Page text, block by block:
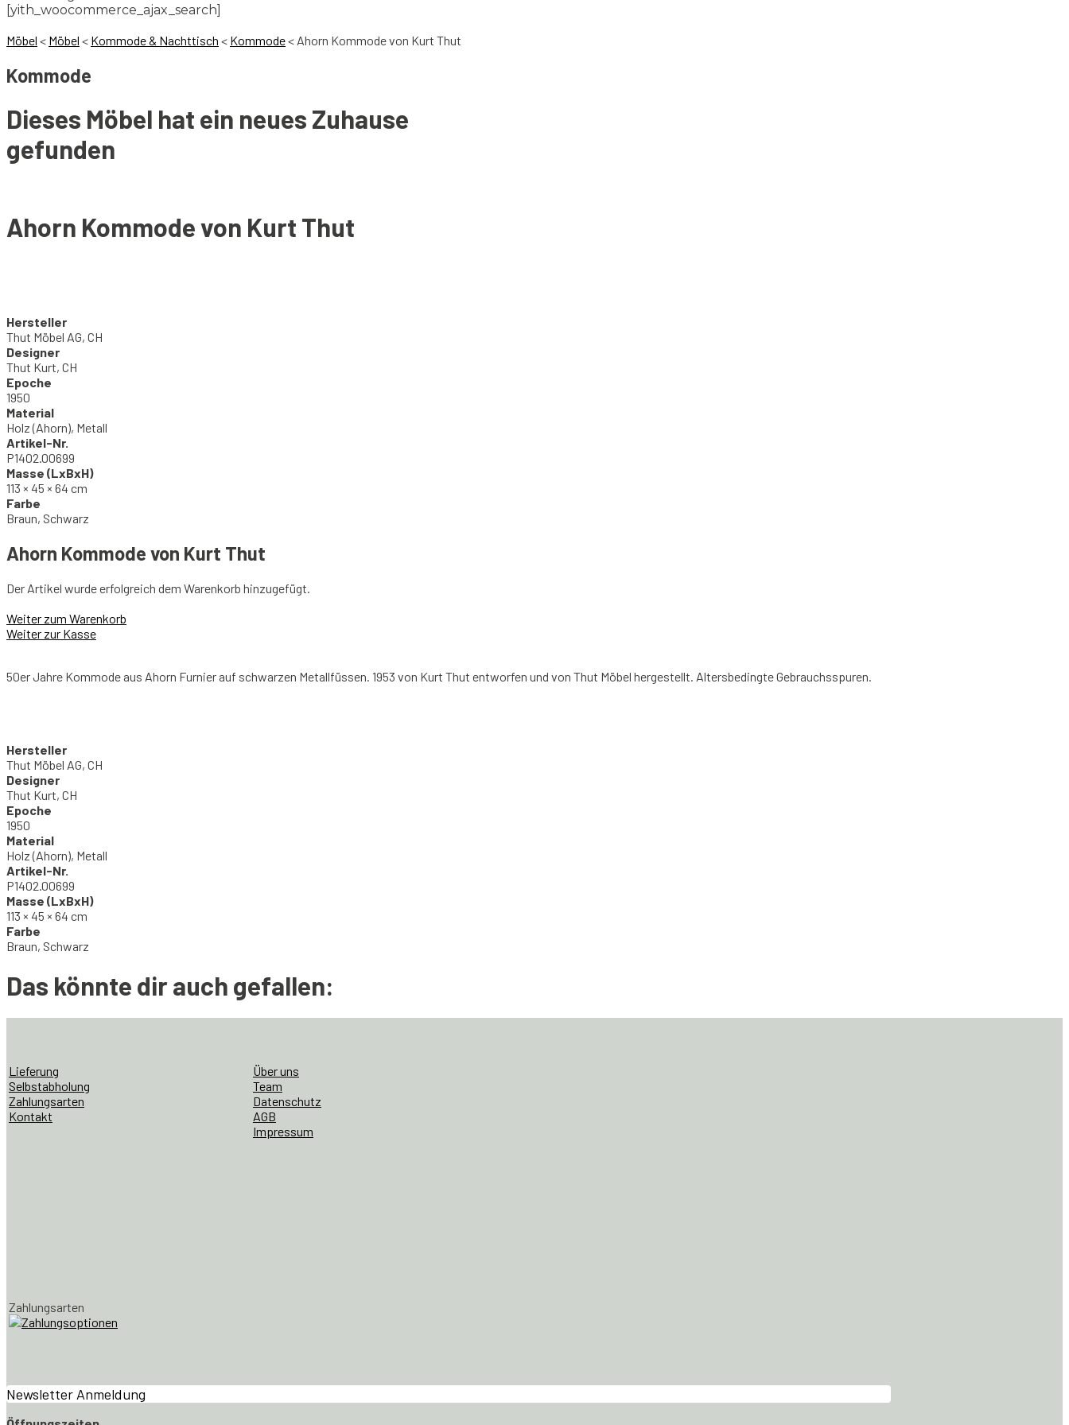
[yith_woocommerce_ajax_search]
Möbel < Möbel < Kommode & Nachttisch < Kommode< Ahorn Kommode von Kurt Thut
Kommode
Dieses Möbel hat ein neues Zuhause
gefunden
Ahorn Kommode von Kurt Thut
Hersteller
Thut Möbel AG, CH
Designer
Thut Kurt, CH
Epoche
1950
Material
Holz (Ahorn), Metall
Artikel-Nr.
P1402.00699
Masse (LxBxH)
113 × 45 × 64 cm
Farbe
Braun, Schwarz
Ahorn Kommode von Kurt Thut
Der Artikel wurde erfolgreich dem Warenkorb hinzugefügt.
Weiter zum Warenkorb
Weiter zur Kasse
50er Jahre Kommode aus Ahorn Furnier auf schwarzen Metallfüssen. 1953 von Kurt Thut entworfen und von Thut Möbel hergestellt. Altersbedingte Gebrauchsspuren.
Hersteller
Thut Möbel AG, CH
Designer
Thut Kurt, CH
Epoche
1950
Material
Holz (Ahorn), Metall
Artikel-Nr.
P1402.00699
Masse (LxBxH)
113 × 45 × 64 cm
Farbe
Braun, Schwarz
Das könnte dir auch gefallen:
Lieferung
Selbstabholung
Zahlungsarten
Kontakt
Über uns
Team
Datenschutz
AGB
Impressum
Zahlungsarten
Newsletter Anmeldung